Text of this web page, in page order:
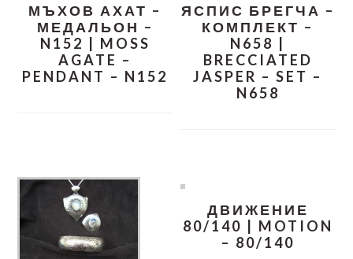
МЪХОВ АХАТ –
МЕДАЛЬОН –
N152 | MOSS
AGATE –
PENDANT – N152
ЯСПИС БРЕГЧА –
КОМПЛЕКТ –
N658 |
BRECCIATED
JASPER – SET –
N658
ДВИЖЕНИЕ
80/140 | MOTION
– 80/140